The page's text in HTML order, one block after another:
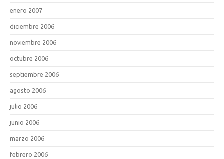
enero 2007
diciembre 2006
noviembre 2006
octubre 2006
septiembre 2006
agosto 2006
julio 2006
junio 2006
marzo 2006
febrero 2006